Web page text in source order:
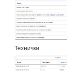
Технички